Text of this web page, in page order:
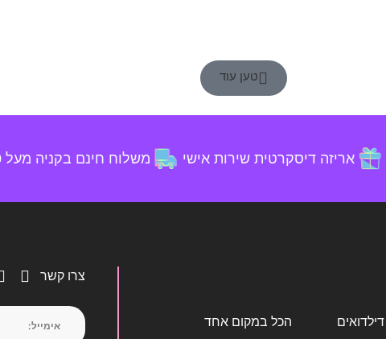
טען עוד
אריזה דיסקרטית שירות אישי משלוח חינם בקניה מעל 300 ₪
דילדואים הכל במקום אחד
צרו קשר